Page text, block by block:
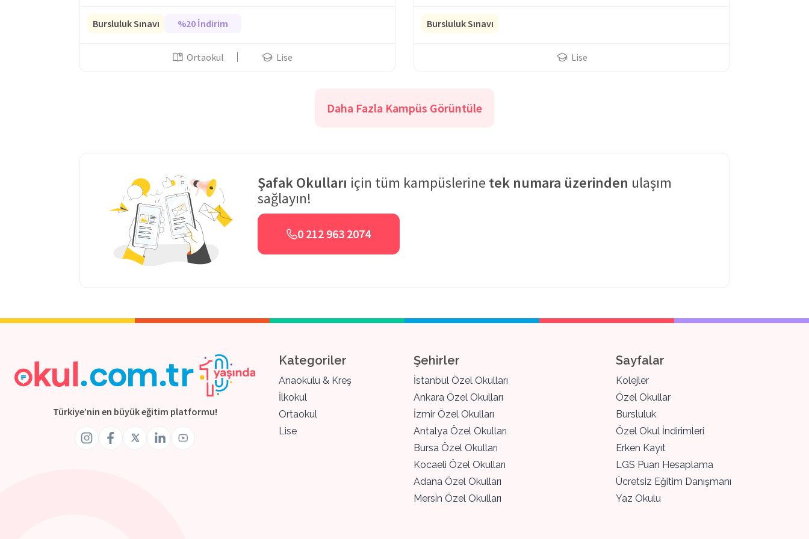
Bursluluk Sınavı %20 İndirim
Ortaokul Lise
Bursluluk Sınavı
Lise
Daha Fazla Kampüs Görüntüle
Şafak Okulları için tüm kampüslerine tek numara üzerinden ulaşım
sağlayın!
0 212 963 2074
Türkiye’nin en büyük eğitim platformu!
Kategoriler
Anaokulu & Kreş
İlkokul
Ortaokul
Lise
Şehirler
İstanbul Özel Okulları
Ankara Özel Okulları
İzmir Özel Okulları
Antalya Özel Okulları
Bursa Özel Okulları
Kocaeli Özel Okulları
Adana Özel Okulları
Mersin Özel Okulları
Sayfalar
Kolejler
Özel Okullar
Bursluluk
Özel Okul İndirimleri
Erken Kayıt
LGS Puan Hesaplama
Ücretsiz Eğitim Danışmanı
Yaz Okulu